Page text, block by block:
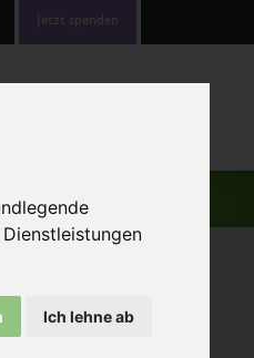
Ich lehne ab
Jetzt spenden